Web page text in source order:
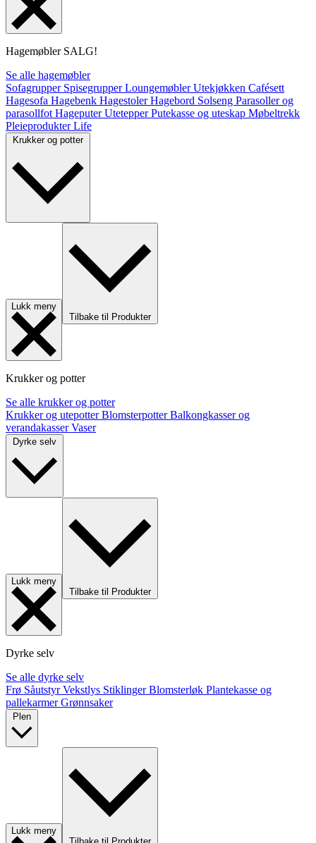
Hagemøbler SALG!
Se alle hagemøbler
Sofagrupper SpisegrupperLoungemøblerUtekjøkken Cafésett
Hagesofa Hagebenk HagestolerHagebord Solseng Parasoller og
parasollfot HageputerUtetepperPutekasse og uteskap Møbeltrekk
PleieprodukterLife
Krukker og potter
Lukk meny
Tilbake til Produkter
Krukker og potter
Se alle krukker og potter
Krukker og utepotterBlomsterpotterBalkongkasser og
verandakasserVaser
Lukk meny
Tilbake til Produkter
Dyrke selv
Se alle dyrke selv
Frø SåutstyrVekstlys StiklingerBlomsterløk Plantekasse og
pallekarmerGrønnsaker
Lukk meny